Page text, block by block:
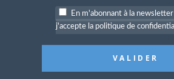
En m'abonnant à la
j'accepte la politique de